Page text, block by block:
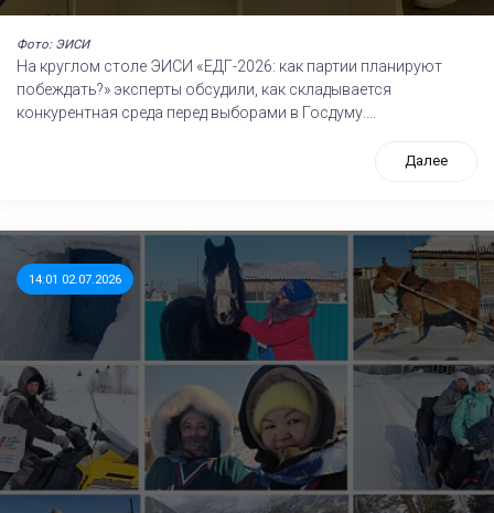
Фото: ЭИСИ
На круглом столе ЭИСИ «ЕДГ-2026: как партии планируют
побеждать?» эксперты обсудили, как складывается
конкурентная среда перед выборами в Госдуму....
Далее
14:01 02.07.2026